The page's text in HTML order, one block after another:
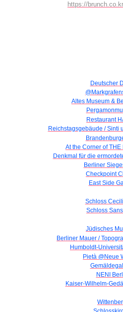
https://
Deutscher
Altes Museum &
Restaurant
Reichstagsgebäude / Sinti
At the Corner of
Denkmal für die
Berliner
Checkpoint
East Side
Schloss
Schloss
Jüdisches
Berliner Mauer /
Humboldt-
Pietà @Neue
NENI
Kaiser-Wilhelm-